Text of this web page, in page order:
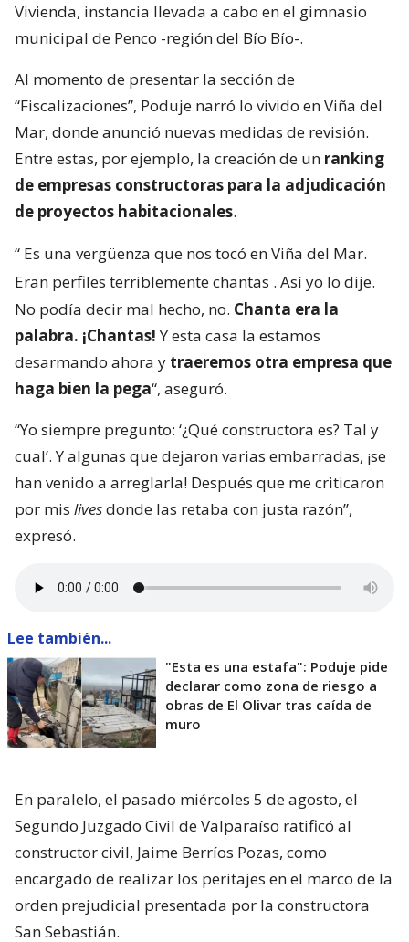
Vivienda, instancia llevada a cabo en el gimnasio
municipal de Penco -región del Bío Bío-.
Al momento de presentar la sección de
“Fiscalizaciones”, Poduje narró lo vivido en Viña del
Mar, donde anunció nuevas medidas de revisión.
Entre estas, por ejemplo, la creación de un ranking
de empresas constructoras para la adjudicación
de proyectos habitacionales.
“ Es una vergüenza que nos tocó en Viña del Mar.
Eran perfiles terriblemente chantas . Así yo lo dije.
No podía decir mal hecho, no. Chanta era la
palabra. ¡Chantas!Y esta casa la estamos
desarmando ahora y traeremos otra empresa que
haga bien la pega“, aseguró.
“Yo siempre pregunto: ‘¿Qué constructora es? Tal y
cual’. Y algunas que dejaron varias embarradas, ¡se
han venido a arreglarla! Después que me criticaron
por mis livesdonde las retaba con justa razón”,
expresó.
Lee también...
"Esta es una estafa": Poduje pide
declarar como zona de riesgo a
obras de El Olivar tras caída de
muro
En paralelo, el pasado miércoles 5 de agosto, el
Segundo Juzgado Civil de Valparaíso ratificó al
constructor civil, Jaime Berríos Pozas, como
encargado de realizar los peritajes en el marco de la
orden prejudicial presentada por la constructora
San Sebastián.